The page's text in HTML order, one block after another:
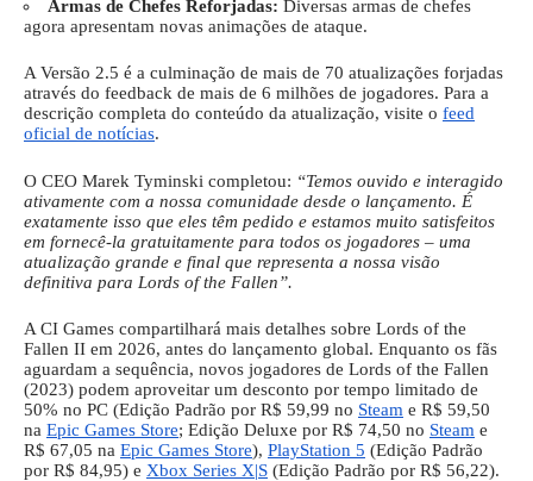
Armas de Chefes Reforjadas: Diversas armas de chefes
agora apresentam novas animações de ataque.
A Versão 2.5 é a culminação de mais de 70 atualizações forjadas
através do feedback de mais de 6 milhões de jogadores. Para a
descrição completa do conteúdo da atualização, visite o feed
oficial de notícias.
O CEO Marek Tyminski completou: “Temos ouvido e interagido
ativamente com a nossa comunidade desde o lançamento. É
exatamente isso que eles têm pedido e estamos muito satisfeitos
em fornecê-la gratuitamente para todos os jogadores – uma
atualização grande e final que representa a nossa visão
definitiva para Lords of the Fallen”.
A CI Games compartilhará mais detalhes sobre Lords of the
Fallen II em 2026, antes do lançamento global. Enquanto os fãs
aguardam a sequência, novos jogadores de Lords of the Fallen
(2023) podem aproveitar um desconto por tempo limitado de
50% no PC (Edição Padrão por R$ 59,99 no Steam e R$ 59,50
na Epic Games Store; Edição Deluxe por R$ 74,50 no Steam e
R$ 67,05 na Epic Games Store), PlayStation 5 (Edição Padrão
por R$ 84,95) e Xbox Series X|S (Edição Padrão por R$ 56,22).